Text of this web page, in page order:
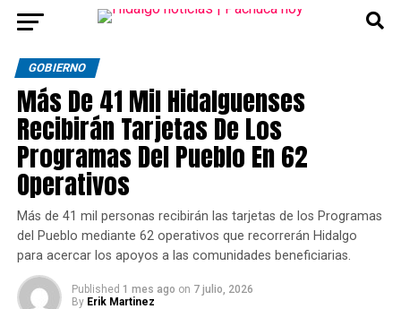
GOBIERNO
Más De 41 Mil Hidalguenses
Recibirán Tarjetas De Los
Programas Del Pueblo En 62
Operativos
Más de 41 mil personas recibirán las tarjetas de los Programas
del Pueblo mediante 62 operativos que recorrerán Hidalgo
para acercar los apoyos a las comunidades beneficiarias.
Published 1 mes ago on 7 julio, 2026
By Erik Martinez